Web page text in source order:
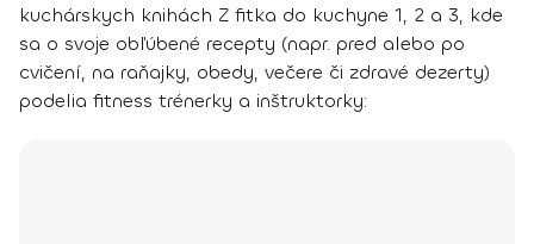
kuchárskych knihách Z fitka do kuchyne 1, 2 a 3, kde
sa o svoje obľúbené recepty (napr. pred alebo po
cvičení, na raňajky, obedy, večere či zdravé dezerty)
podelia fitness trénerky a inštruktorky: